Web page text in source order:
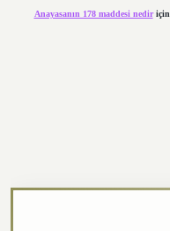
Anayasanın 178 maddesi nediriçin